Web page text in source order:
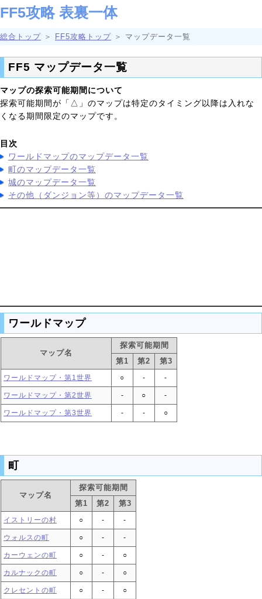
FF5攻略 表裏一体
総合トップ ＞ FF5攻略トップ ＞ マップデータ一覧
FF5 マップデータ一覧
マップの探索可能期間について
探索可能期間が「△」のマップは特定のタイミング以降は入れな
くなる期間限定のマップです。
目次
ワールドマップのマップデータ一覧
町のマップデータ一覧
城のマップデータ一覧
その他（ダンジョン等）のマップデータ一覧
ワールドマップ
マップ名
探索可能期間
第1
第2 第3
ワールドマップ・第1世界 ○ ‐ ‐
ワールドマップ・第2世界 ‐ ○ ‐
ワールドマップ・第3世界 ‐ ‐ ○
町
マップ名
探索可能期間
第1
第2 第3
イストリーの村 ○ ‐ ‐
ウォルスの町 ○ ‐ ‐
カーウェンの町 ○ ‐ ○
カルナックの町 ○ ‐ ○
クレセントの町 ○ ‐ ○